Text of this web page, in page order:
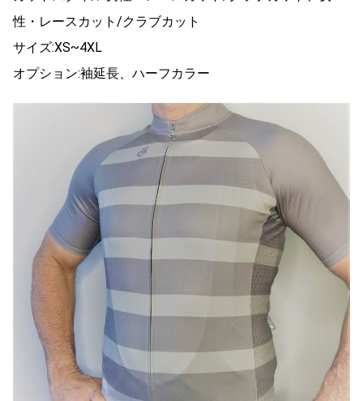
性・レースカット/クラブカット
サイズ:XS~4XL
オプション:袖延長、ハーフカラー